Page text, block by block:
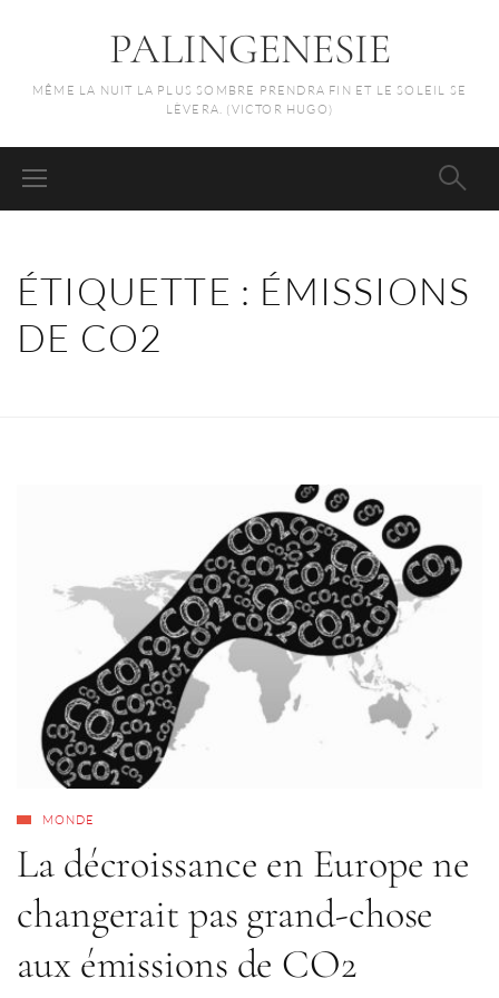
PALINGENESIE
MÊME LA NUIT LA PLUS SOMBRE PRENDRA FIN ET LE SOLEIL SE
LÈVERA. (VICTOR HUGO)
ÉTIQUETTE : ÉMISSIONS
DE CO2
MONDE
La décroissance en Europe ne
changerait pas grand-chose
aux émissions de CO2